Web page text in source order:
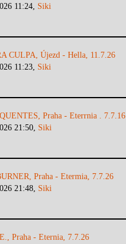
11:24, Siki
CULPA, Újezd - Hella, 11.7.26
11:23, Siki
Praha - Eterrnia . 7.7.16
21:50, Siki
Praha - Etermia, 7.7.26
21:48, Siki
Praha - Eternia, 7.7.26